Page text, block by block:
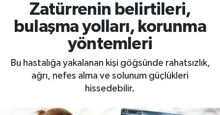
Zatürrenin belirtileri,
bulaşma yolları, korunma
yöntemleri
Bu hastalığa yakalanan kişi göğsünde rahatsızlık,
ağrı, nefes alma ve solunum güçlükleri
hissedebilir.